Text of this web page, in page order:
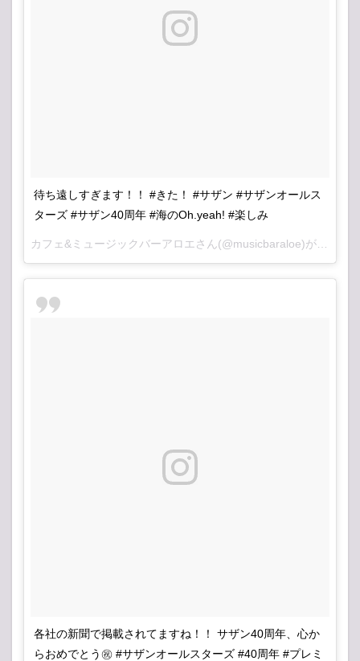
待ち遠しすぎます！！ #きた！ #サザン #サザンオールス
ターズ #サザン40周年 #海のOh.yeah! #楽しみ
カフェ&ミュージックバーアロエ さん(@musicbaraloe)がシェアした投稿 –
各社の新聞で掲載されてますね！！ サザン40周年、心か
らおめでとう㊗️ #サザンオールスターズ #40周年 #プレミ